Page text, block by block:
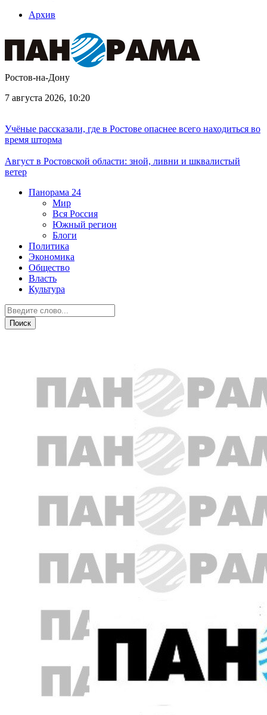
Архив
Ростов-на-Дону
7 августа 2026, 10:20
Учёные рассказали, где в Ростове опаснее всего находиться во
время шторма
Август в Ростовской области: зной, ливни и шквалистый
ветер
Панорама 24
Мир
Вся Россия
Южный регион
Блоги
Политика
Экономика
Общество
Власть
Культура